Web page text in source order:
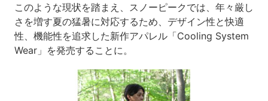
このような現状を踏まえ、スノーピークでは、年々厳し
さを増す夏の猛暑に対応するため、デザイン性と快適
性、機能性を追求した新作アパレル「Cooling System
Wear」を発売することに。